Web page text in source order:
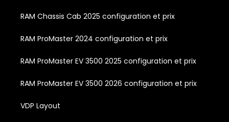
RAM Chassis Cab 2025 configuration et prix
RAM ProMaster 2024 configuration et prix
RAM ProMaster EV 3500 2025 configuration et prix
RAM ProMaster EV 3500 2026 configuration et prix
VDP Layout